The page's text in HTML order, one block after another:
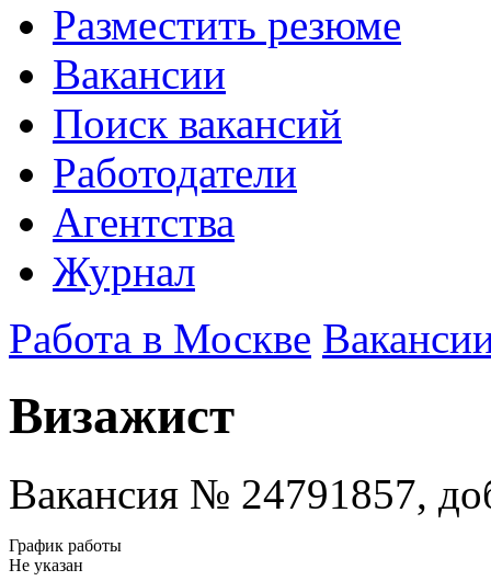
Разместить резюме
Вакансии
Поиск вакансий
Работодатели
Агентства
Журнал
Работа в Москве
Визажист
Вакансия № 24791857,
График работы
Не указан